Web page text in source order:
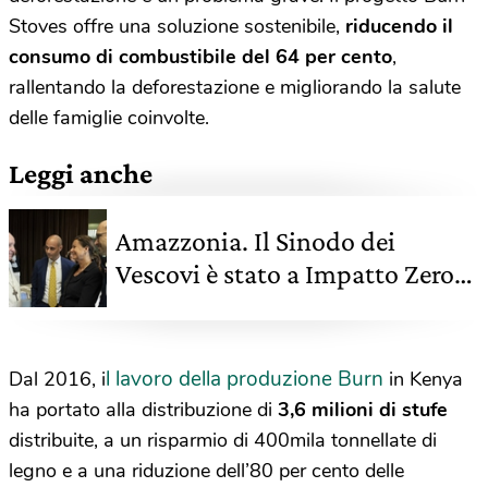
Stoves offre una soluzione sostenibile, riducendo il
consumo di combustibile del 64 per cento,
rallentando la deforestazione e migliorando la salute
delle famiglie coinvolte.
Leggi anche
Amazzonia. Il Sinodo dei
Vescovi è stato a Impatto Zero
Dal 2016, il lavoro della produzione Burn in Kenya
ha portato alla distribuzione di 3,6 milioni di stufe
distribuite, a un risparmio di 400mila tonnellate di
legno e a una riduzione dell’80 per cento delle